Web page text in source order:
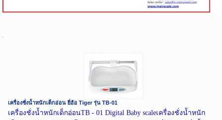
เครื่องชั่งน้ำหนักเด็กอ่อน ยี่ฮ้อ Tiger รุ่น TB-01
เครื่องชั่งน้ำหนักเด็กอ่อนTB - 01 Digital Baby scaleเครื่องชั่งน้ำหนัก